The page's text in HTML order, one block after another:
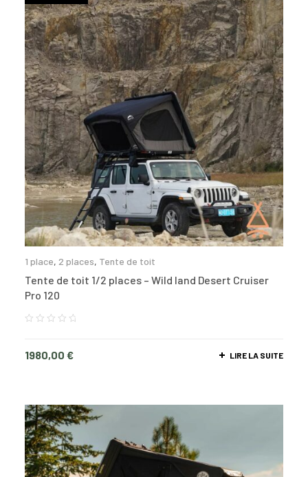
1 place, 2 places, Tente de toit
Tente de toit 1/2 places – Wild land Desert Cruiser
Pro 120
1980,00 € LIRE LA SUITE